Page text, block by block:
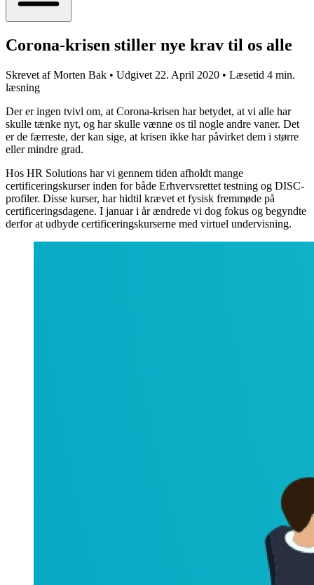
Corona-krisen stiller nye krav til os alle
Skrevet af Morten Bak • Udgivet 22. April 2020 • Læsetid 4 min.
læsning
Der er ingen tvivl om, at Corona-krisen har betydet, at vi alle har
skulle tænke nyt, og har skulle vænne os til nogle andre vaner. Det
er de færreste, der kan sige, at krisen ikke har påvirket dem i større
eller mindre grad.
Hos HR Solutions har vi gennem tiden afholdt mange
certificeringskurser inden for både Erhvervsrettet testning og DISC-
profiler. Disse kurser, har hidtil krævet et fysisk fremmøde på
certificeringsdagene. I januar i år ændrede vi dog fokus og begyndte
derfor at udbyde certificeringskurserne med virtuel undervisning.